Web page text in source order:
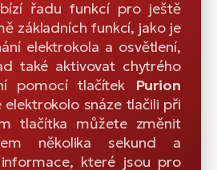
řadu funkcí pro ještě
základních funkcí, jako je
elektrokola a osvětlení,
také aktivovat chytrého
pomocí tlačítek
Purion
elektrokolo snáze tlačili při
tlačítka můžete změnit
několika sekund a
které jsou pro